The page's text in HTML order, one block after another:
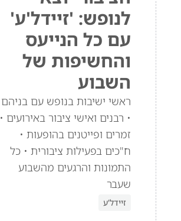
לנופש: 'זיידל'ע'
עם כל הנייעס
והחשיפות של
השבוע
ראשי ישיבות בנופש עם בניהם
• רבנים ואישי ציבור באירועים •
זמרים ופייטנים בהופעות •
ח"כים בפעילות ציבורית • כל
התמונות והרגעים מהשבוע
שעבר
זיידל'ע